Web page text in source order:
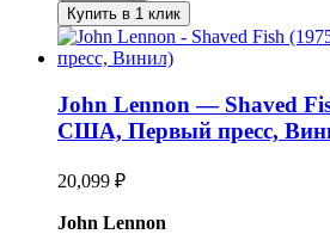
Купить в 1 клик
John Lennon — Shaved
США, Первый пресс,
20,099 ₽
John Lennon